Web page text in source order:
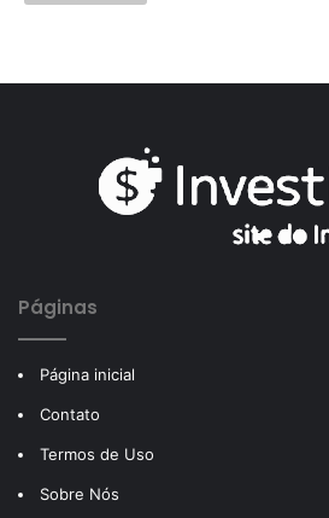
Páginas
Página inicial
Contato
Termos de Uso
Sobre Nós